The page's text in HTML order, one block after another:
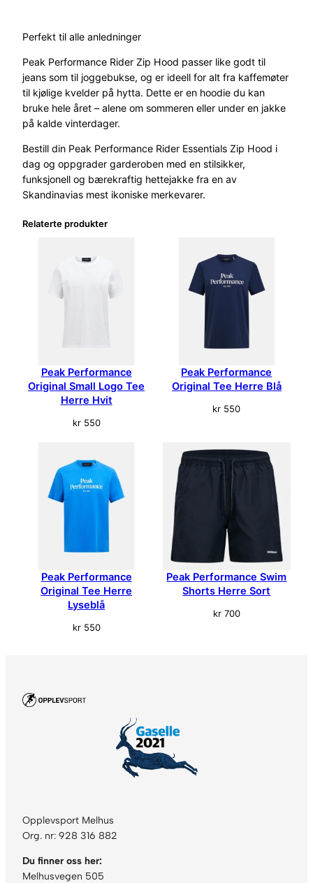
B
a
a
l
l
Perfekt til alle anledninger
Peak Performance Rider Zip Hood passer like godt til
jeans som til joggebukse, og er ideell for alt fra kaffemøter
til kjølige kvelder på hytta. Dette er en hoodie du kan
bruke hele året – alene om sommeren eller under en jakke
på kalde vinterdager.
Bestill din Peak Performance Rider Essentials Zip Hood i
dag og oppgrader garderoben med en stilsikker,
funksjonell og bærekraftig hettejakke fra en av
Skandinavias mest ikoniske merkevarer.
Relaterte produkter
Peak Performance
Original Small Logo Tee
Herre Hvit
kr550
Peak Performance
Original Tee Herre Blå
kr 550
Peak Performance
Original Tee Herre
Lyseblå
kr550
Peak Performance Swim
Shorts Herre Sort
kr700
Opplevsport Melhus
Org. nr: 928 316 882
Du finner oss her:
Melhusvegen 505